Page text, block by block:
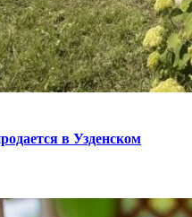
в Узденском